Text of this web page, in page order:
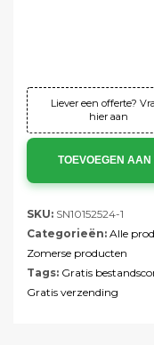
Liever een offerte?
hier aan
TOEVOEGEN AAN
SKU: SN10152524-1
Categorieën: Alle
Zomerse producten
Tags: Gratis
Gratis verzending